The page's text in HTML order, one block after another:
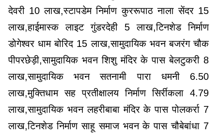
देवरी 10 लाख,स्टापडेम निर्माण कुररूपाठ नाला सेंदर 15
लाख,हाईमास्क लाइट गुंडरदेही 5 लाख,टिनशेड निर्माण
डोगेश्वर धाम बोरिद 15 लाख,सामुदायिक भवन बजरंग चौक
पीपरछेड़ी,सामुदायिक भवन शिशु मंदिर के पास बेलटुकरी 8
लाख,सामुदायिक भवन सतनामी पारा धमनी 6.50
लाख,मुक्तिधाम सह प्रतीक्षालय निर्माण सिर्रीकला 4.79
लाख,सामुदायिक भवन लहरीबाबा मंदिर के पास पोलकर्रा 7
लाख,टिनशेड निर्माण साहू समाज भवन के पास चौबेबांधा 7